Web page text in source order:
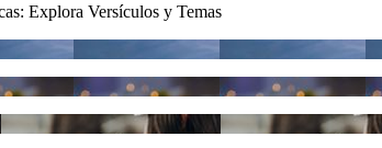
Explora Versículos y Temas